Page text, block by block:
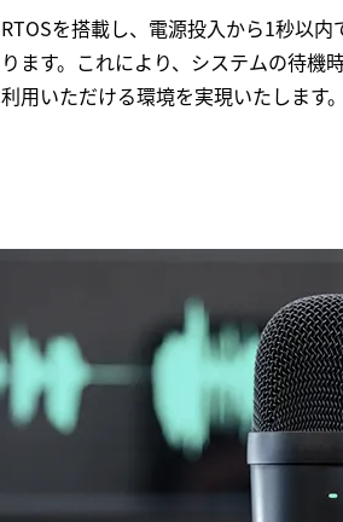
RTOSを搭載し、電源投入から1秒以
ります。これにより、システムの待機
利用いただける環境を実現いたします。